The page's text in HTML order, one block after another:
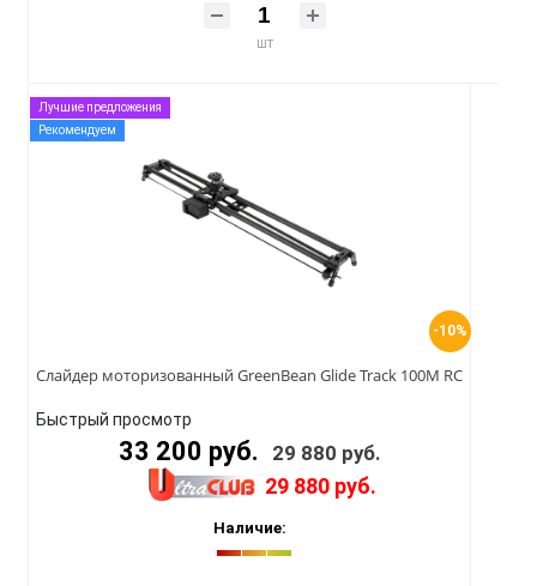
шт
-10%
Лучшие предложения
Рекомендуем
Слайдер моторизованный GreenBean Glide Track 100M RC
Быстрый просмотр
33 200 руб. 29 880 руб.
29 880 руб.
Наличие: